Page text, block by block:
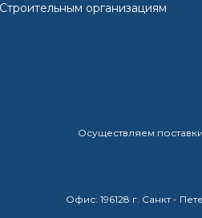
Строительным организациям
Осуществляем
Офис: 196128 г. Санкт -